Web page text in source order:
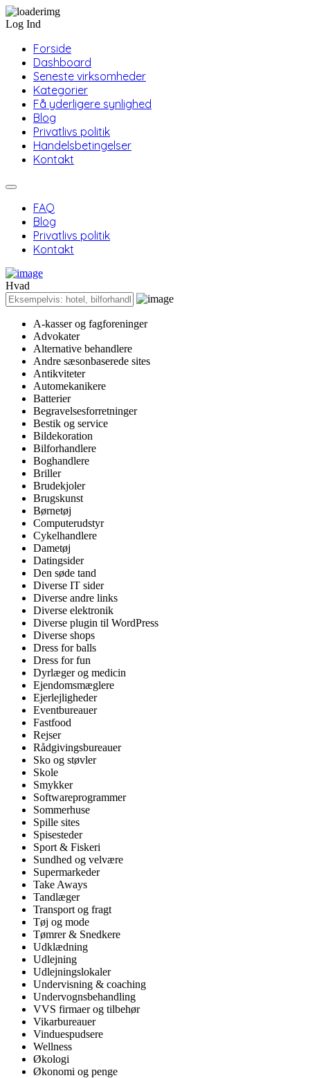
Log Ind
Forside
Dashboard
Seneste virksomheder
Kategorier
Få yderligere synlighed
Blog
Privatlivs politik
Handelsbetingelser
Kontakt
FAQ
Blog
Privatlivs politik
Kontakt
Hvad
A-kasser og fagforeninger
Advokater
Alternative behandlere
Andre sæsonbaserede sites
Antikviteter
Automekanikere
Batterier
Begravelsesforretninger
Bestik og service
Bildekoration
Bilforhandlere
Boghandlere
Briller
Brudekjoler
Brugskunst
Børnetøj
Computerudstyr
Cykelhandlere
Dametøj
Datingsider
Den søde tand
Diverse IT sider
Diverse andre links
Diverse elektronik
Diverse plugin til WordPress
Diverse shops
Dress for balls
Dress for fun
Dyrlæger og medicin
Ejendomsmæglere
Ejerlejligheder
Eventbureauer
Fastfood
Rejser
Rådgivingsbureauer
Sko og støvler
Skole
Smykker
Softwareprogrammer
Sommerhuse
Spille sites
Spisesteder
Sport & Fiskeri
Sundhed og velvære
Supermarkeder
Take Aways
Tandlæger
Transport og fragt
Tøj og mode
Tømrer & Snedkere
Udklædning
Udlejning
Udlejningslokaler
Undervisning & coaching
Undervognsbehandling
VVS firmaer og tilbehør
Vikarbureauer
Vinduespudsere
Wellness
Økologi
Økonomi og penge